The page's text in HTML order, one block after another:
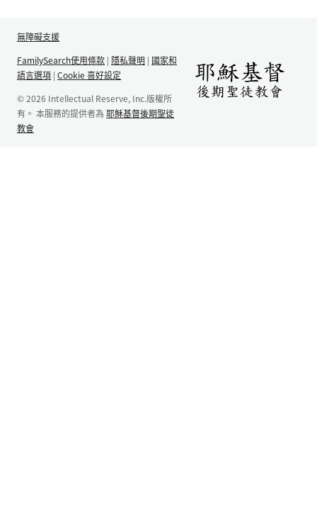
無障礙支援
FamilySearch使用條款 | 隱私聲明 | 國家和
語言選項 | Cookie 喜好設定
© 2026 Intellectual Reserve, Inc.版權所
有。 本服務的提供者為耶穌基督後期聖徒
教會